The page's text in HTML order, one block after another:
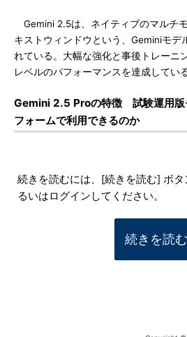
Gemini 2.5は、ネイティブのマルチ
キストウィンドウという、Geminiモデ
れている。大幅な強化と事後トレーニ
レベルのパフォーマンスを達成してい
Gemini 2.5 Proの特徴 試験運用版
フォームで利用できるのか
続きを読むには、[続きを読む] ボ
るいはログインしてください。
続きを読む